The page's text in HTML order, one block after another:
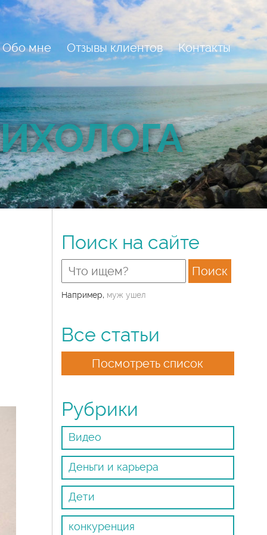
Обо мне Отзывы клиентов Контакты
Поиск на сайте
Например, муж ушел
Все статьи
Посмотреть список
Рубрики
Видео
Деньги и карьера
Дети
конкуренция